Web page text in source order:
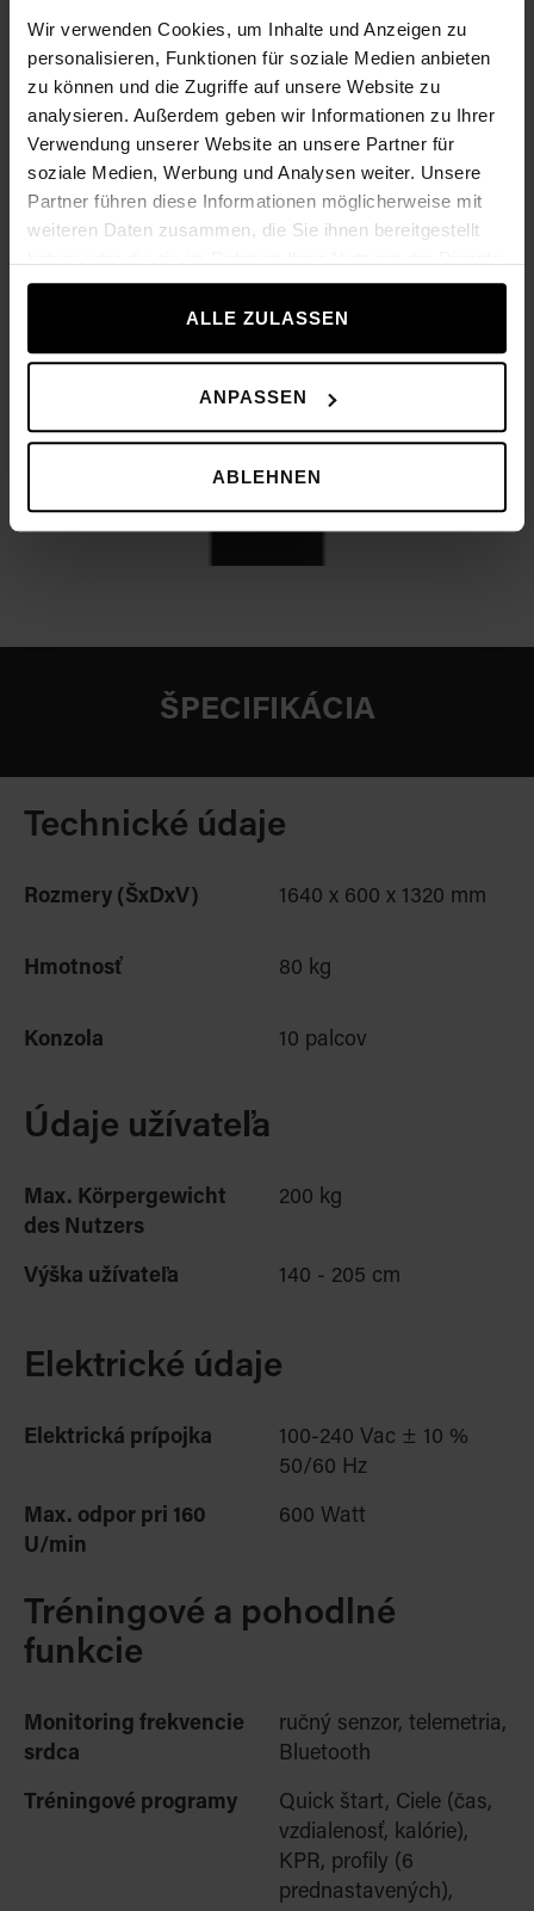
Wir verwenden Cookies, um Inhalte und Anzeigen zu
personalisieren, Funktionen für soziale Medien anbieten
zu können und die Zugriffe auf unsere Website zu
analysieren. Außerdem geben wir Informationen zu Ihrer
Verwendung unserer Website an unsere Partner für
soziale Medien, Werbung und Analysen weiter. Unsere
Partner führen diese Informationen möglicherweise mit
weiteren Daten zusammen, die Sie ihnen bereitgestellt
gesammelt haben.
ALLE ZULASSEN
ANPASSEN
ABLEHNEN
Rutinné behy
Každá zostava Technogym obsahuje celý rad
tréningov a cvičení, ktorých intenzita je
automaticky prednastavená. Podrobné pokyny sa
na displeji zobrazujú prostredníctvom videa alebo
kontextovej správy.
ŠPECIFIKÁCIA
Technické údaje
Rozmery (ŠxDxV) 1640 x 600 x 1320 mm
Hmotnosť 80 kg
Konzola 10 palcov
Údaje užívateľa
Max. Körpergewicht
des Nutzers
200 kg
Výška užívateľa 140 - 205 cm
Elektrické údaje
Elektrická prípojka
100-240 Vac ± 10 %
50/60 Hz
Max. odpor pri 160
U/min
600 Watt
Tréningové a pohodlné
funkcie
Monitoring frekvencie
srdca
ručný senzor, telemetria,
Bluetooth
Tréningové programy
Quick štart, Ciele (čas,
vzdialenosť, kalórie),
KPR, profily (6
prednastavených),